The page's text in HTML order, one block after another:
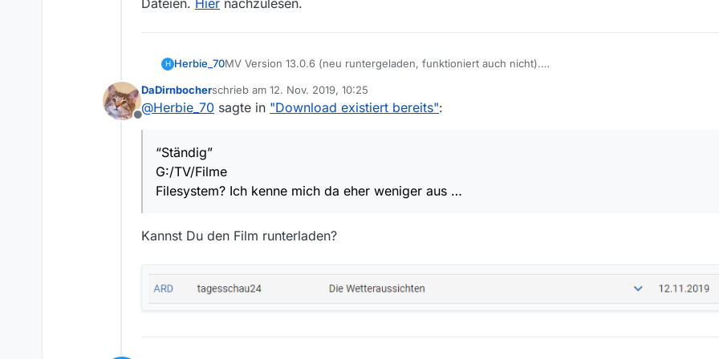
Dateien. Hier nachzulesen.
H Herbie_70MV Version 13.0.6 (neu runtergeladen, funktioniert auch nicht).
“Ständig”
G:/TV/Filme
Offline
DaDirnbocherschrieb am 12. Nov. 2019, 10:25
zuletzt editiert von
@Herbie_70 sagte in "Download existiert bereits":
“Ständig”
G:/TV/Filme
Filesystem? Ich kenne mich da eher weniger aus …
Kannst Du den Film runterladen?